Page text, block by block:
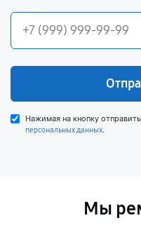
Нажимая на кнопку
персональных данных.
Мы